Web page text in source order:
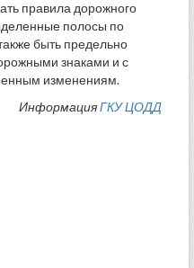
правила дорожного
полосы по
быть предельно
знаками и с
изменениям.
ИнформацияГКУ ЦОДД